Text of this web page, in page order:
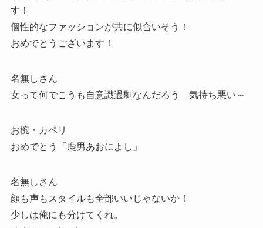
す！
個性的なファッションが共に似合いそう！
おめでとうございます！
名無しさん
女って何でこうも自意識過剰なんだろう 気持ち悪い～
お椀・カペリ
おめでとう「鹿男あおによし」
名無しさん
顔も声もスタイルも全部いいじゃないか！
少しは俺にも分けてくれ。